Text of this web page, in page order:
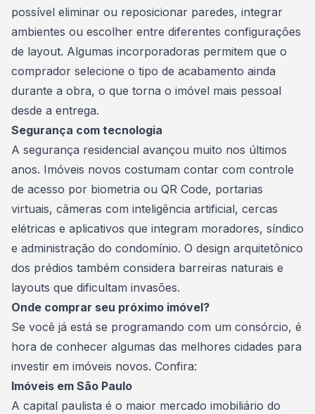
possível eliminar ou reposicionar paredes, integrar
ambientes ou escolher entre diferentes configurações
de layout. Algumas incorporadoras permitem que o
comprador selecione o tipo de acabamento ainda
durante a obra, o que torna o imóvel mais pessoal
desde a entrega.
Segurança com tecnologia
A segurança residencial avançou muito nos últimos
anos. Imóveis novos costumam contar com controle
de acesso por biometria ou QR Code, portarias
virtuais, câmeras com inteligência artificial, cercas
elétricas e aplicativos que integram moradores, síndico
e administração do condomínio. O design arquitetônico
dos prédios também considera barreiras naturais e
layouts que dificultam invasões.
Onde comprar seu próximo imóvel?
Se você já está se programando com um consórcio, é
hora de conhecer algumas das melhores cidades para
investir em imóveis novos. Confira:
Imóveis em São Paulo
A capital paulista é o maior mercado imobiliário do